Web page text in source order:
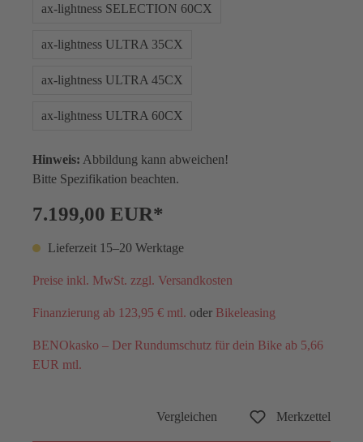
ax-lightness SELECTION 60CX
ax-lightness ULTRA 35CX
ax-lightness ULTRA 45CX
ax-lightness ULTRA 60CX
Hinweis: Abbildung kann abweichen!
Bitte Spezifikation beachten.
7.199,00 EUR*
Lieferzeit 15–20 Werktage
Preise inkl. MwSt. zzgl. Versandkosten
Finanzierung ab 123,95 € mtl. oder Bikeleasing
BENOkasko – Der Rundumschutz für dein Bike ab 5,66
EUR mtl.
Vergleichen Merkzettel